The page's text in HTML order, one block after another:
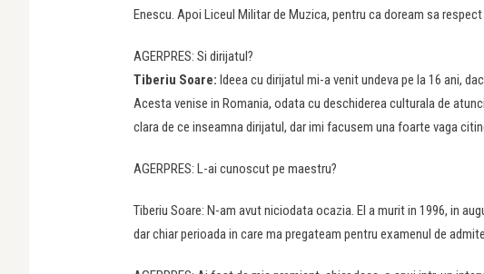
Enescu. Apoi Liceul Militar de Muzica, pentru ca doream sa
AGERPRES: Si dirijatul?
Tiberiu Soare: Ideea cu dirijatul mi-a venit undeva pe la 16 ani,
Acesta venise in Romania, odata cu deschiderea culturala de
clara de ce inseamna dirijatul, dar imi facusem una foarte vaga
AGERPRES: L-ai cunoscut pe maestru?
Tiberiu Soare: N-am avut niciodata ocazia. El a murit in 1996, in
dar chiar perioada in care ma pregateam pentru examenul de